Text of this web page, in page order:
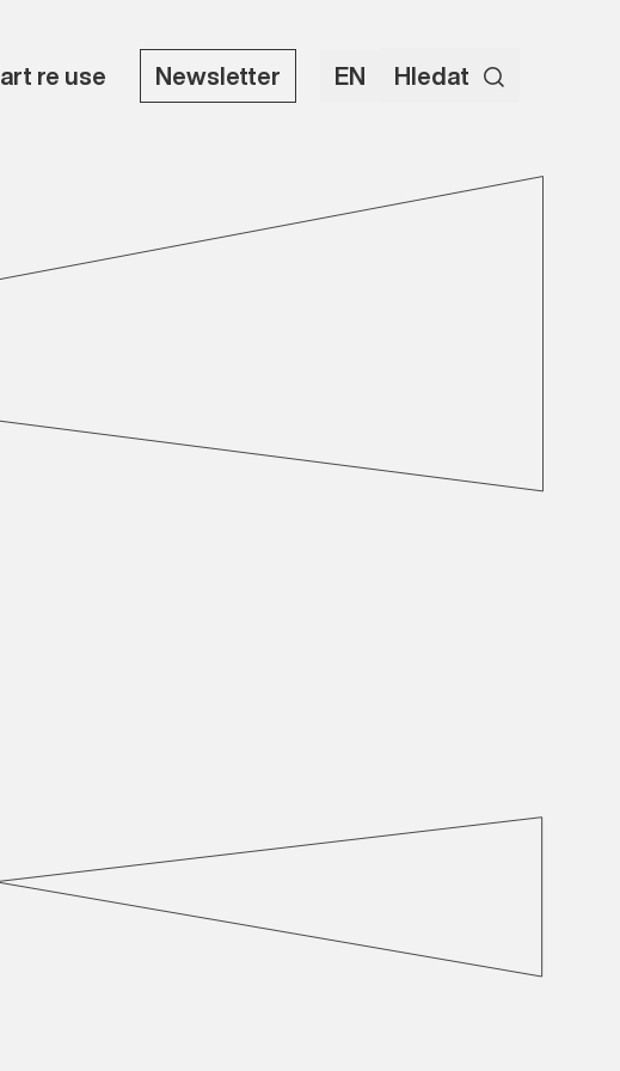
art re use Newsletter EN Hledat